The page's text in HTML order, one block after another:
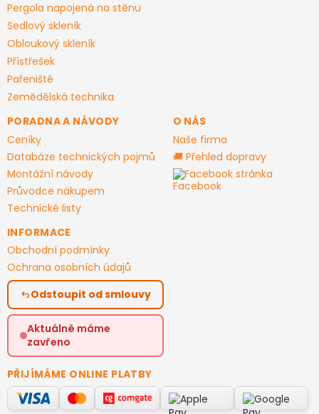
Pergola napojená na stěnu
Sedlový skleník
Obloukový skleník
Přístřešek
Pařeniště
Zemědělská technika
PORADNA A NÁVODY
Ceníky
Databáze technických pojmů
Montážní návody
Průvodce nákupem
Technické listy
O NÁS
Naše firma
🚚 Přehled dopravy
Facebook stránka
INFORMACE
Obchodní podmínky
Ochrana osobních údajů
Odstoupit od smlouvy
Aktuálně máme
zavřeno
PŘIJÍMÁME ONLINE PLATBY